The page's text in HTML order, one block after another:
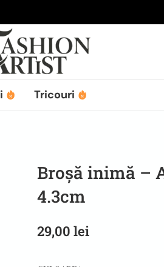
Tricouri
Broșă inimă –
4.3cm
29,00 lei